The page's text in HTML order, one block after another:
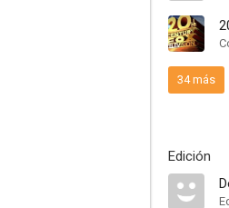
34 más
Edición